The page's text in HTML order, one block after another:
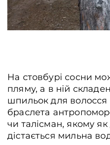
На стовбурі сосни
пляму, а в ній
шпильок для волосся
браслета
чи талісман, якому
дістається мильна